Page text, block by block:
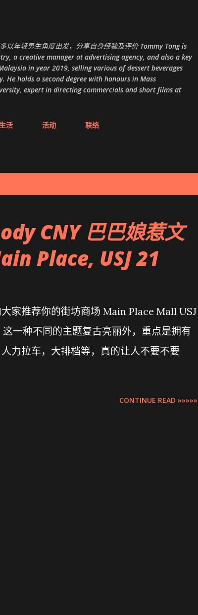
以年轻男生角度出发，分享自身经验及评价 Tommy Tong is
a creative manager at advertising agency, and also a key
in year 2019, selling various of dessert beverages
He holds a second degree with honours in Mass
expert in directing commercials and short films at
活 活动 联络
CNY 巴巴娘惹文
Place, USJ 21
家推荐你的街坊商场 Main Place Mall USJ
一种不同的主题复古亮丽外，重点是拥有
力拉车，大排档等，真的让人不要不要
CONTINUE READ »»»»»